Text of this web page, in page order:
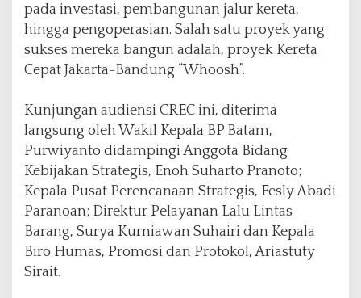
h
l
u
n
I
n
v
t
a
s
pada investasi, pembangunan jalur kereta,
hingga pengoperasian. Salah satu proyek yang
sukses mereka bangun adalah, proyek Kereta
Cepat Jakarta-Bandung “Whoosh”.
Kunjungan audiensi CREC ini, diterima
langsung oleh Wakil Kepala BP Batam,
Purwiyanto didampingi Anggota Bidang
Kebijakan Strategis, Enoh Suharto Pranoto;
Kepala Pusat Perencanaan Strategis, Fesly Abadi
Paranoan; Direktur Pelayanan Lalu Lintas
Barang, Surya Kurniawan Suhairi dan Kepala
Biro Humas, Promosi dan Protokol, Ariastuty
Sirait.